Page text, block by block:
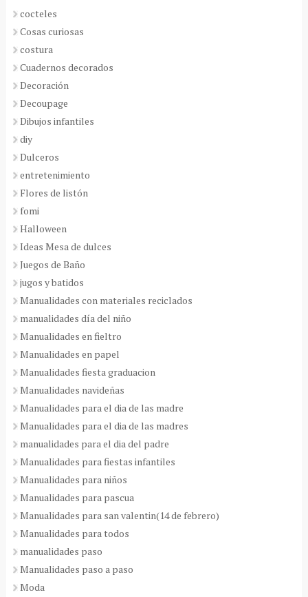
cocteles
Cosas curiosas
costura
Cuadernos decorados
Decoración
Decoupage
Dibujos infantiles
diy
Dulceros
entretenimiento
Flores de listón
fomi
Halloween
Ideas Mesa de dulces
Juegos de Baño
jugos y batidos
Manualidades con materiales reciclados
manualidades día del niño
Manualidades en fieltro
Manualidades en papel
Manualidades fiesta graduacion
Manualidades navideñas
Manualidades para el dia de las madre
Manualidades para el dia de las madres
manualidades para el dia del padre
Manualidades para fiestas infantiles
Manualidades para niños
Manualidades para pascua
Manualidades para san valentin(14 de febrero)
Manualidades para todos
manualidades paso
Manualidades paso a paso
Moda